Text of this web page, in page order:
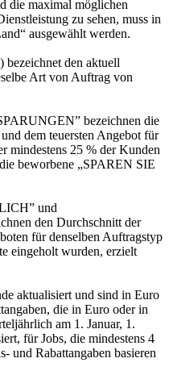
die maximal möglichen
zu sehen, muss in
ausgewählt werden.
bezeichnet den aktuell
Art von Auftrag von
bezeichnen die
dem teuersten Angebot für
mindestens 25 % der Kunden
beworbene „SPAREN SIE
und
den Durchschnitt der
für denselben Auftragstyp
eingeholt wurden, erzielt
aktualisiert und sind in Euro
die in Euro oder in
am 1. Januar, 1.
für Jobs, die mindestens 4
und Rabattangaben basieren